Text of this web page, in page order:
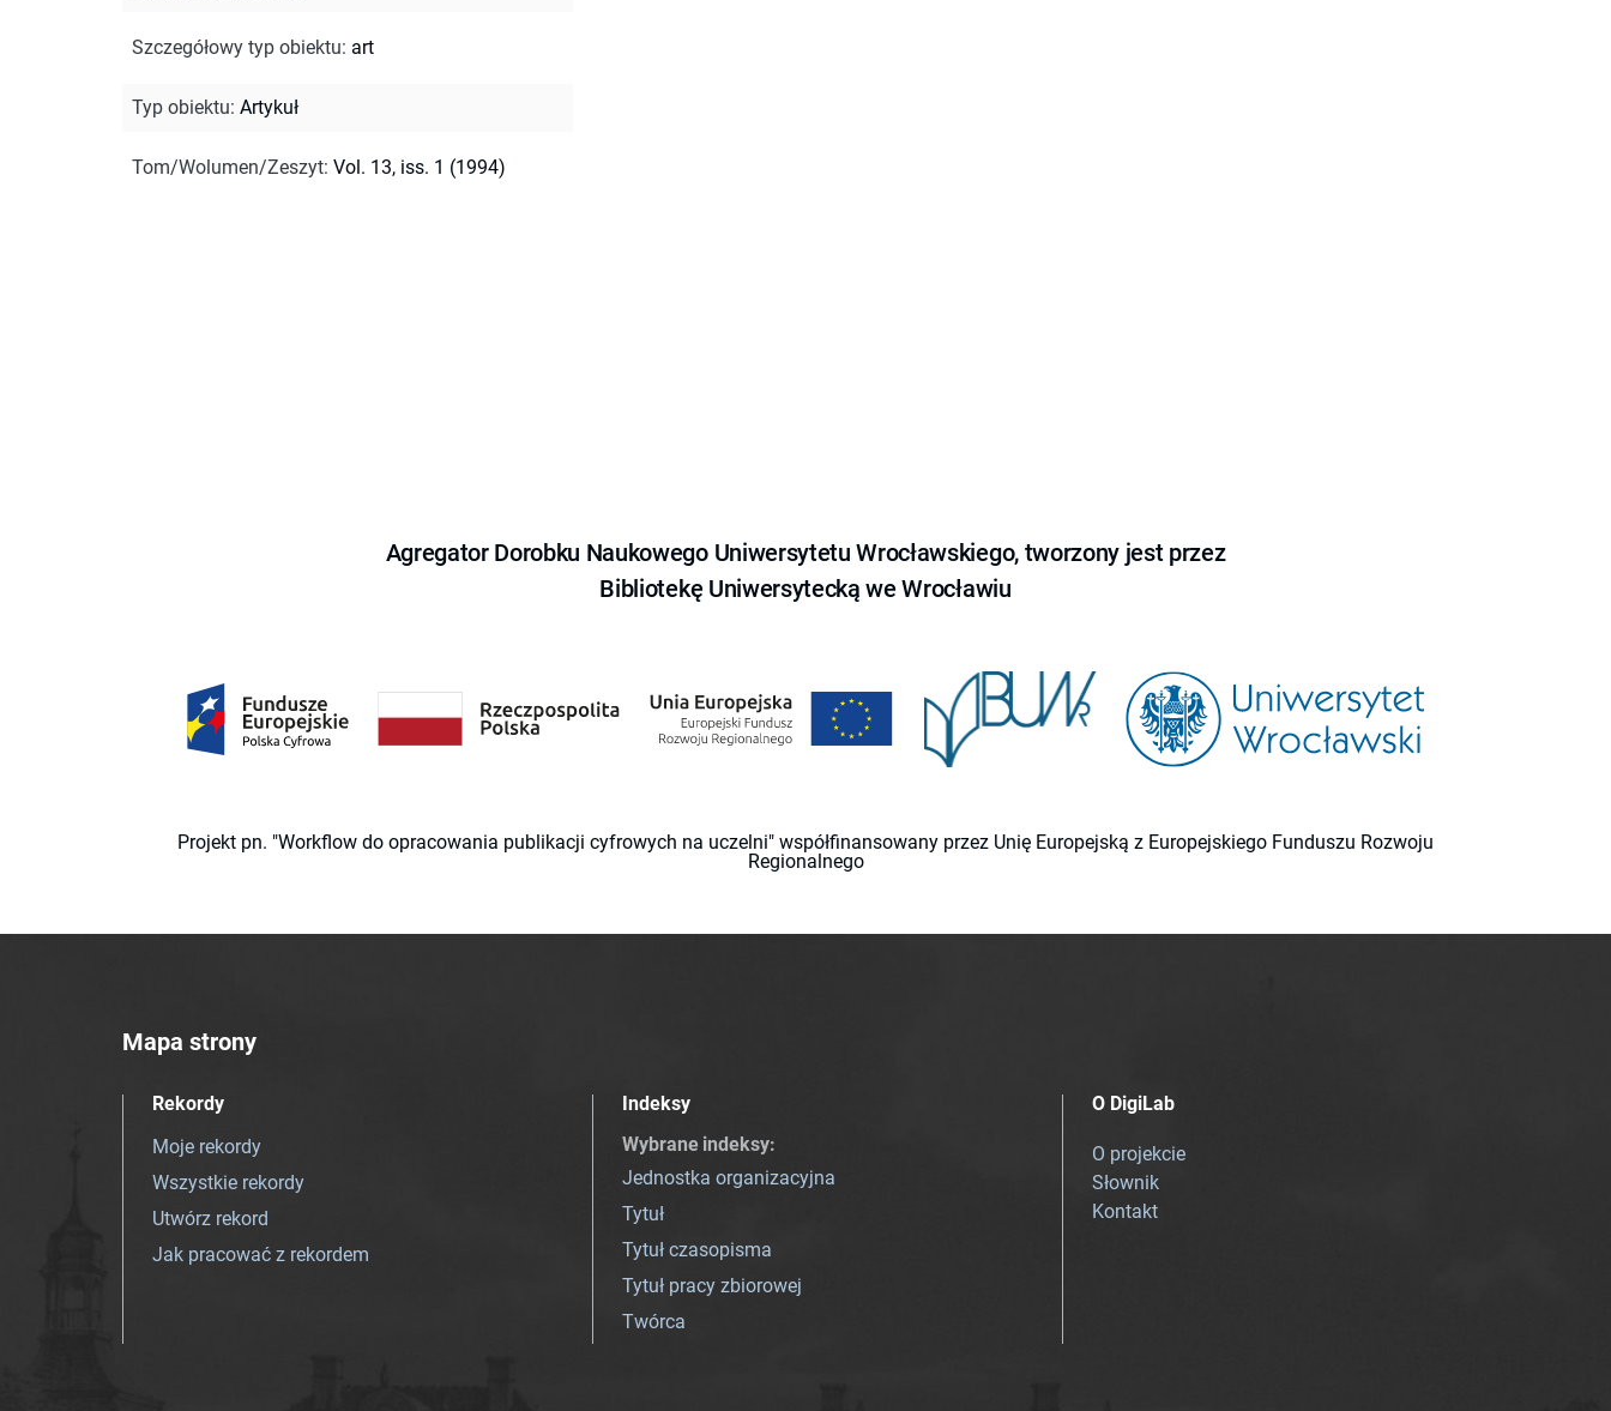
Szczegółowy typ obiektu: art
Typ obiektu: Artykuł
Tom/Wolumen/Zeszyt: Vol. 13, iss. 1 (1994)
Agregator Dorobku Naukowego Uniwersytetu Wrocławskiego, tworzony jest przez
Bibliotekę Uniwersytecką we Wrocławiu
Projekt pn. "Workflow do opracowania publikacji cyfrowych na uczelni" współfinansowany przez Unię Europejską z Europejskiego Funduszu Rozwoju
Regionalnego
Mapa strony
Rekordy
Moje rekordy
Wszystkie rekordy
Utwórz rekord
Jak pracować z rekordem
Indeksy
Wybrane indeksy:
Jednostka organizacyjna
Tytuł
Tytuł czasopisma
Tytuł pracy zbiorowej
Twórca
O DigiLab
O projekcie
Słownik
Kontakt